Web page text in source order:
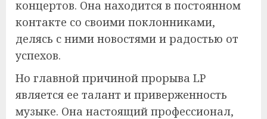
концертов. Она находится в постоянном
контакте со своими поклонниками,
делясь с ними новостями и радостью от
успехов.
Но главной причиной прорыва LP
является ее талант и приверженность
музыке. Она настоящий профессионал,